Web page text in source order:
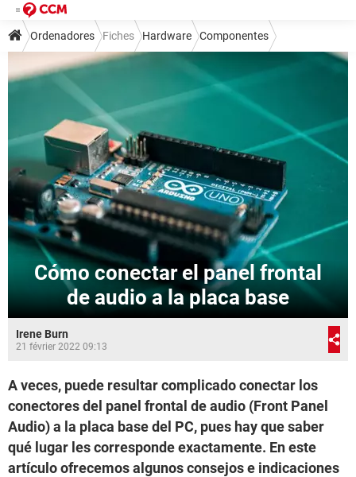
Ordenadores Fiches Hardware Componentes
Cómo conectar el panel frontal
de audio a la placa base
Irene Burn
21 février 2022 09:13
A veces, puede resultar complicado conectar los
conectores del panel frontal de audio (Front Panel
Audio) a la placa base del PC, pues hay que saber
qué lugar les corresponde exactamente. En este
artículo ofrecemos algunos consejos e indicaciones